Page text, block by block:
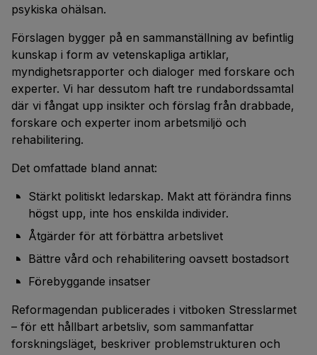
psykiska ohälsan.
Förslagen bygger på en sammanställning av befintlig
kunskap i form av vetenskapliga artiklar,
myndighetsrapporter och dialoger med forskare och
experter. Vi har dessutom haft tre rundabordssamtal
där vi fångat upp insikter och förslag från drabbade,
forskare och experter inom arbetsmiljö och
rehabilitering.
Det omfattade bland annat:
Stärkt politiskt ledarskap. Makt att förändra finns
högst upp, inte hos enskilda individer.
Åtgärder för att förbättra arbetslivet
Bättre vård och rehabilitering oavsett bostadsort
Förebyggande insatser
Reformagendan publicerades i vitboken Stresslarmet
– för ett hållbart arbetsliv, som sammanfattar
forskningsläget, beskriver problemstrukturen och